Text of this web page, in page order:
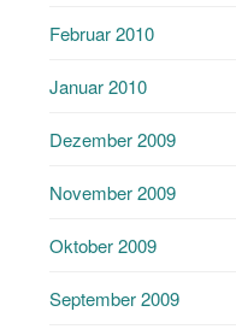
Februar 2010
Januar 2010
Dezember 2009
November 2009
Oktober 2009
September 2009